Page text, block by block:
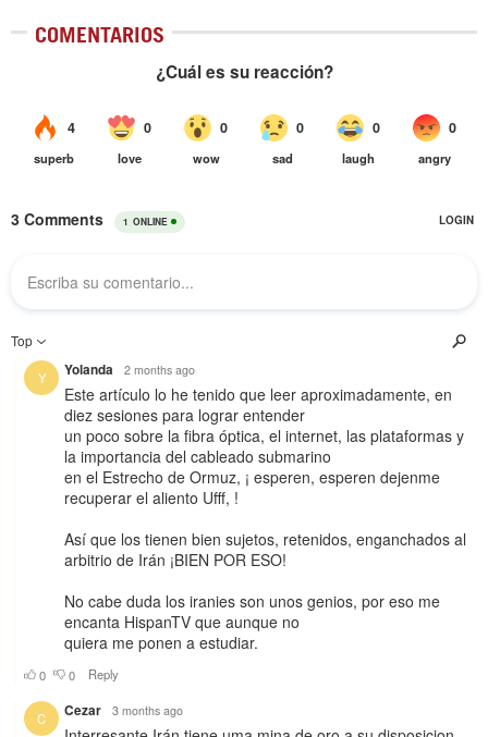
COMENTARIOS